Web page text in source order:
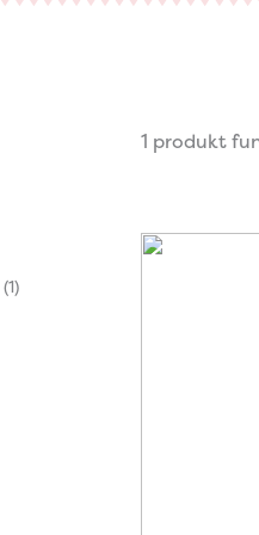
(1)
1 produkt